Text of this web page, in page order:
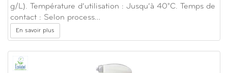
g/L). Température d’utilisation : Jusqu’à 40°C. Temps de
contact : Selon process…
En savoir plus